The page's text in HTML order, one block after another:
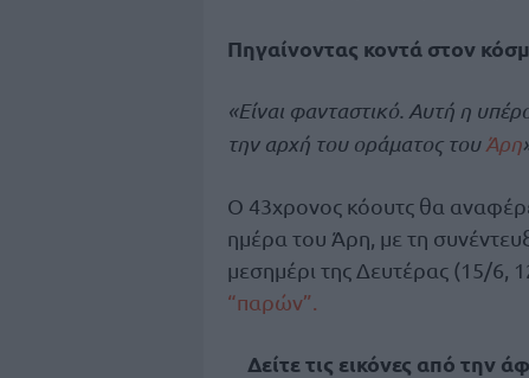
Πηγαίνοντας κοντά στον
«Είναι φανταστικό. Αυτή η
την αρχή του οράματος τουΆρη
Ο 43χρονος κόουτς θα
ημέρα του Άρη, με τη
μεσημέρι της Δευτέρας (15/6,
“παρών”.
Δείτε τις εικόνες από την